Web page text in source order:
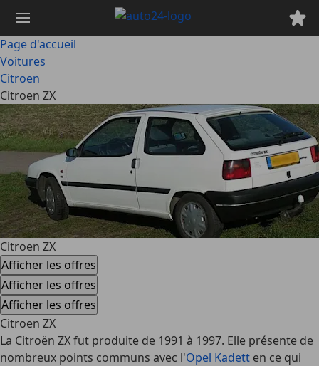
contenu
principal
Page d'accueil
Voitures
Citroen
Citroen ZX
Citroen ZX
Afficher les offres
Afficher les offres
Afficher les offres
Citroen ZX
La Citroën ZX fut produite de 1991 à 1997. Elle présente de
nombreux points communs avec l'Opel Kadett en ce qui